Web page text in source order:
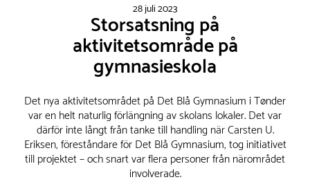
28 juli 2023
Storsatsning på
aktivitetsområde på
gymnasieskola
Det nya aktivitetsområdet på Det Blå Gymnasium i Tønder
var en helt naturlig förlängning av skolans lokaler. Det var
därför inte långt från tanke till handling när Carsten U.
Eriksen, föreståndare för Det Blå Gymnasium, tog initiativet
till projektet – och snart var flera personer från närområdet
involverade.